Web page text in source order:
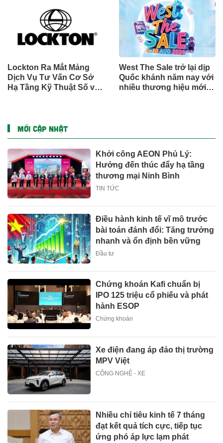
sàng một triệu ca toàn
cầu (GMCS)
Lockton Ra Mắt Mảng
Dịch Vụ Tư Vấn Cơ Sở
Hạ Tầng Kỹ Thuật Số và
West The Sale trở lại dịp
Quốc khánh năm nay với
nhiều thương hiệu mới,
MỚI CẬP NHẬT
Khởi công AEON Phủ Lý:
Hướng đến thúc đẩy hạ tầng
thương mại Ninh Bình
TIN TỨC
Điều hành kinh tế vĩ mô trước
bài toán đánh đổi: Tăng trưởng
nhanh và ổn định bền vững
Đầu tư
Chứng khoán Kafi chuẩn bị
IPO 125 triệu cổ phiếu và phát
hành ESOP
Chứng khoán
Xe điện đang áp đảo thị trường
MPV Việt
CÔNG NGHỆ - XE
Nhiều chỉ tiêu kinh tế 7 tháng
đạt kết quả tích cực, tiếp tục
ứng phó áp lực lạm phát